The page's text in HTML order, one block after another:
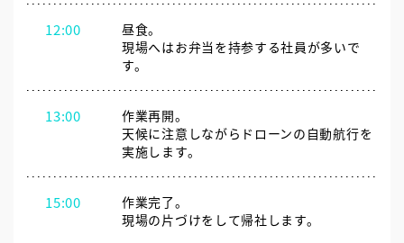
12:00
昼食。
現場へはお弁当を持参する社員が多いで
す。
13:00
作業再開。
天候に注意しながらドローンの自動航行を
実施します。
15:00
作業完了。
現場の片づけをして帰社します。